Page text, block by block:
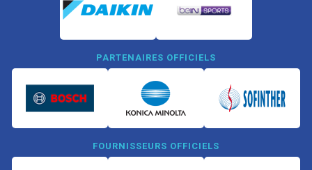
PARTENAIRES OFFICIELS
FOURNISSEURS OFFICIELS